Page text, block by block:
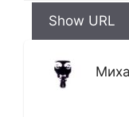
Show URL